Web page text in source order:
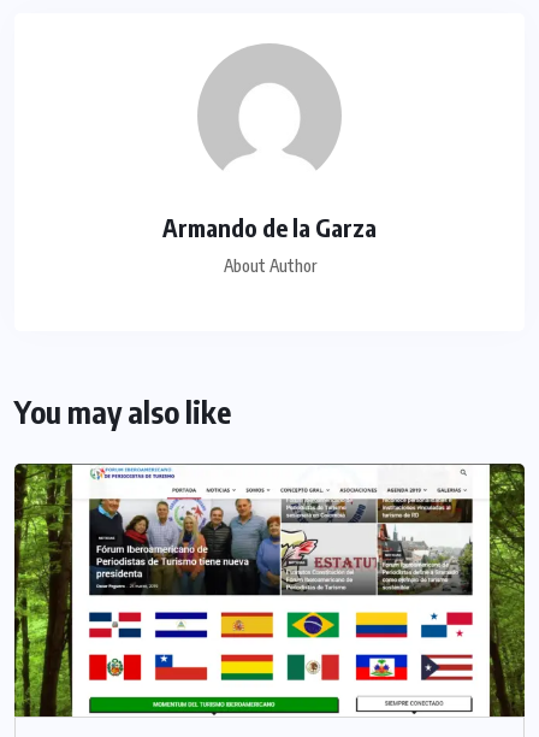
Armando de la Garza
About Author
You may also like